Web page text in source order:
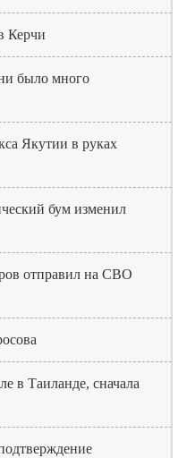
Керчи
было много
Якутии в руках
бум изменил
отправил на СВО
в Таиланде, сначала